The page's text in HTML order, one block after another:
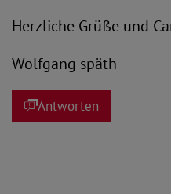
Herzliche Grüße und
Wolfgang späth
Antworten